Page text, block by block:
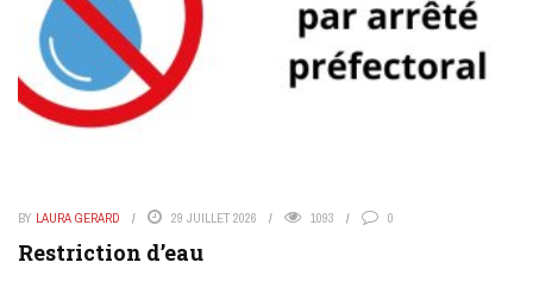
BY LAURA GERARD 29 JUILLET 2026 1093 0
Restriction d’eau